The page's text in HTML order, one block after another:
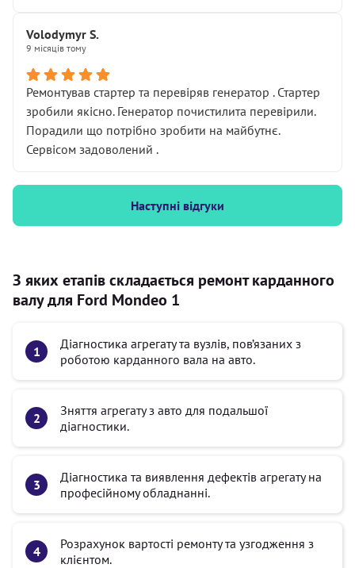
Volodymyr S.
9 місяців тому
Ремонтував стартер та перевіряв генератор . Стартер
зробили якісно. Генератор почистилита перевірили.
Порадили що потрібно зробити на майбутнє.
Сервісом задоволений .
Наступні відгуки
З яких етапів складається ремонт карданного
валу для Ford Mondeo 1
Діагностика агрегату та вузлів, пов’язаних з
роботою карданного вала на авто.
Зняття агрегату з авто для подальшої
діагностики.
Діагностика та виявлення дефектів агрегату на
професійному обладнанні.
Розрахунок вартості ремонту та узгодження з
клієнтом.